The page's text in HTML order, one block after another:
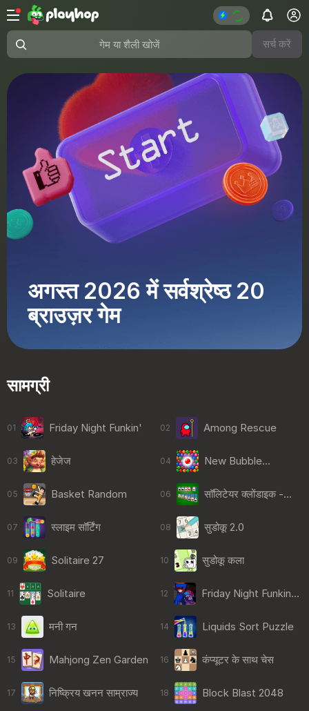
गेम या शैली खोजें सर्च करें
अगस्त 2026 में सर्वश्रेष्ठ 20
ब्राउज़र गेम
सामग्री
01 Friday Night Funkin' 02 Among Rescue
03 हेजेज 04
New Bubble
05 Basket Random 06
सॉलिटेयर क्लोंडाइक -
07 स्लाइम सॉर्टिंग 08 सुडोकू 2.0
09 Solitaire 27 10 सुडोकू कला
11 Solitaire 12
Friday Night Funkin
13 मनी गन 14 Liquids Sort Puzzle
15 Mahjong Zen Garden 16 कंप्यूटर के साथ चेस
17 निष्क्रिय खनन साम्राज्य 18 Block Blast 2048